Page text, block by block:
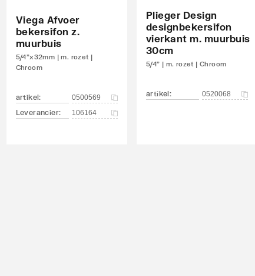
inrichting
<= 20 dB(A)
Viega Afvoer
bekersifon z.
muurbuis
5/4"x32mm | m. rozet |
Chroom
artikel: 0500569
Leverancier: 106164
Plieger Design
designbekersifon
vierkant m. muurbuis
30cm
5/4" | m. rozet | Chroom
artikel: 0520068